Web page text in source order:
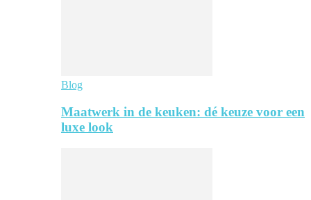
Blog
Maatwerk in de keuken: dé keuze voor een
luxe look